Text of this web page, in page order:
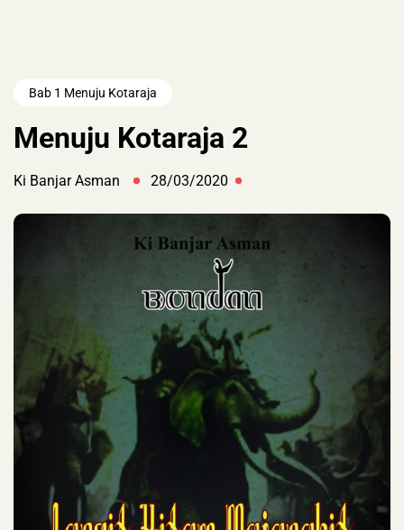
Bab 1 Menuju Kotaraja
Menuju Kotaraja 2
Ki Banjar Asman 28/03/2020